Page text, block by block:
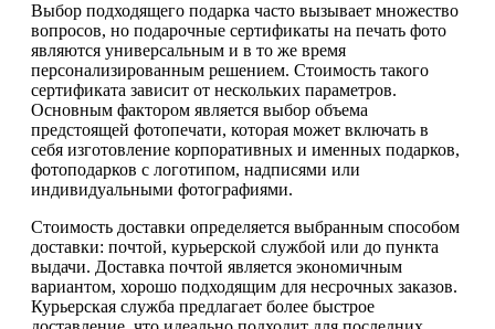
Выбор подходящего подарка часто вызывает множество
вопросов, но подарочные сертификаты на печать фото
являются универсальным и в то же время
персонализированным решением. Стоимость такого
сертификата зависит от нескольких параметров.
Основным фактором является выбор объема
предстоящей фотопечати, которая может включать в
себя изготовление корпоративных и именных подарков,
фотоподарков с логотипом, надписями или
индивидуальными фотографиями.
Стоимость доставки определяется выбранным способом
доставки: почтой, курьерской службой или до пункта
выдачи. Доставка почтой является экономичным
вариантом, хорошо подходящим для несрочных заказов.
Курьерская служба предлагает более быстрое